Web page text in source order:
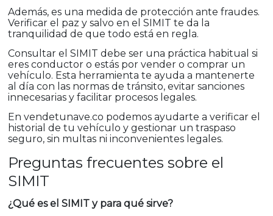
Además, es una medida de protección ante fraudes.
Verificar el paz y salvo en el SIMIT te da la
tranquilidad de que todo está en regla.
Consultar el SIMIT debe ser una práctica habitual si
eres conductor o estás por vender o comprar un
vehículo. Esta herramienta te ayuda a mantenerte
al día con las normas de tránsito, evitar sanciones
innecesarias y facilitar procesos legales.
En vendetunave.co podemos ayudarte a verificar el
historial de tu vehículo y gestionar un traspaso
seguro, sin multas ni inconvenientes legales.
Preguntas frecuentes sobre el
SIMIT
¿Qué es el SIMIT y para qué sirve?